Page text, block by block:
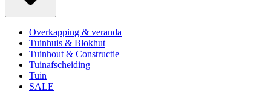
Overkapping & veranda
Tuinhuis & Blokhut
Tuinhout & Constructie
Tuinafscheiding
Tuin
SALE